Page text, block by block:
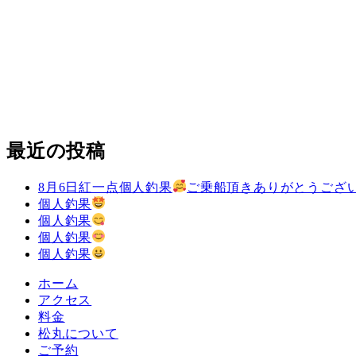
最近の投稿
8月6日紅一点個人釣果
ご乗船頂きありがとうござ
個人釣果
個人釣果
個人釣果
個人釣果
ホーム
アクセス
料金
松丸について
ご予約